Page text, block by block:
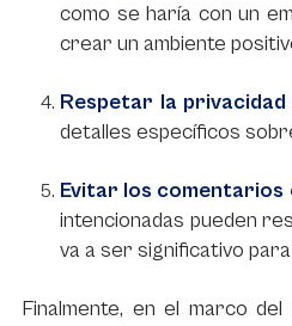
como se haría con un
crear un ambiente
Respetar la
detalles específicos
Evitar los comentarios
intencionadas pueden
va a ser significativo para
Finalmente, en el marco